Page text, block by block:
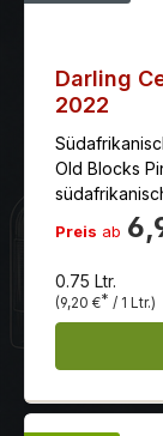
Darling
2022
Old Blocks
Preis ab
0.75 Ltr.
(9,20 €* / 1 Ltr.)